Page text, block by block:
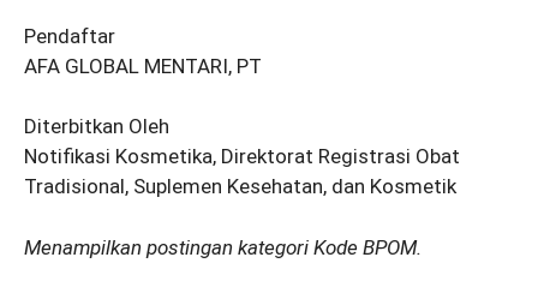
Pendaftar
AFA GLOBAL MENTARI, PT
Diterbitkan Oleh
Notifikasi Kosmetika, Direktorat Registrasi Obat
Tradisional, Suplemen Kesehatan, dan Kosmetik
Menampilkan postingan kategori Kode BPOM.